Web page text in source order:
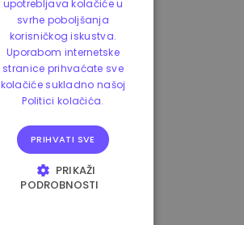
upotrebljava kolačiće u
svrhe poboljšanja
korisničkog iskustva.
Uporabom internetske
stranice prihvaćate sve
kolačiće sukladno našoj
Politici kolačića.
PRIHVATI SVE
PRIKAŽI
PODROBNOSTI